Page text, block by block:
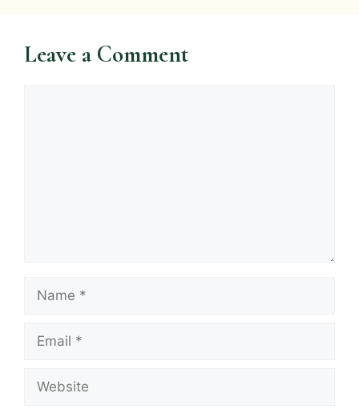
Leave a Comment
Name
Email
Website